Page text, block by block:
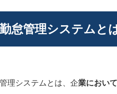
勤怠管理システムと
理システムとは、企業におい